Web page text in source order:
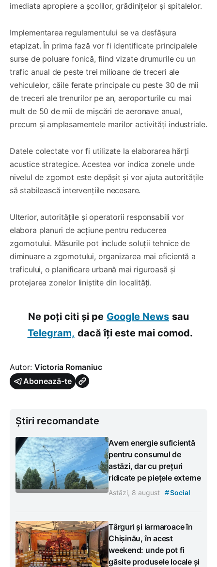
imediata apropiere a școlilor, grădinițelor și spitalelor.
Implementarea regulamentului se va desfășura
etapizat. În prima fază vor fi identificate principalele
surse de poluare fonică, fiind vizate drumurile cu un
trafic anual de peste trei milioane de treceri ale
vehiculelor, căile ferate principale cu peste 30 de mii
de treceri ale trenurilor pe an, aeroporturile cu mai
mult de 50 de mii de mișcări de aeronave anual,
precum și amplasamentele marilor activități industriale.
Datele colectate vor fi utilizate la elaborarea hărți
acustice strategice. Acestea vor indica zonele unde
nivelul de zgomot este depășit și vor ajuta autoritățile
să stabilească intervențiile necesare.
Ulterior, autoritățile și operatorii responsabili vor
elabora planuri de acțiune pentru reducerea
zgomotului. Măsurile pot include soluții tehnice de
diminuare a zgomotului, organizarea mai eficientă a
traficului, o planificare urbană mai riguroasă și
protejarea zonelor liniștite din localități.
Ne poți citi și pe Google News sau
Telegram, dacă îți este mai comod.
Autor: Victoria Romaniuc
Abonează-te
Știri recomandate
Avem energie suficientă
pentru consumul de
astăzi, dar cu prețuri
ridicate pe piețele externe
Astăzi, 8 august #Social
Târguri și iarmaroace în
Chișinău, în acest
weekend: unde pot fi
găsite produsele locale și